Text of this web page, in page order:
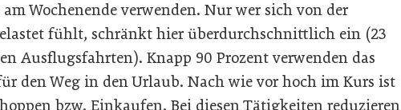
Wochenende verwenden. Nur wer sich von der
fühlt, schränkt hier überdurchschnittlich ein (23
Ausflugsfahrten). Knapp 90 Prozent verwenden das
den Weg in den Urlaub. Nach wie vor hoch im Kurs ist
bzw. Einkaufen. Bei diesen Tätigkeiten reduzieren